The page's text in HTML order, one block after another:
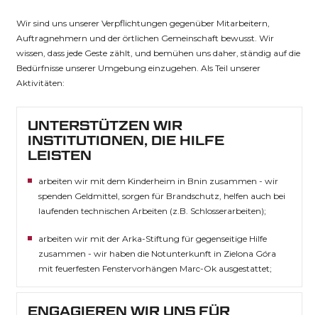
Wir sind uns unserer Verpflichtungen gegenüber Mitarbeitern,
Auftragnehmern und der örtlichen Gemeinschaft bewusst. Wir
wissen, dass jede Geste zählt, und bemühen uns daher, ständig auf die
Bedürfnisse unserer Umgebung einzugehen. Als Teil unserer
Aktivitäten:
UNTERSTÜTZEN WIR
INSTITUTIONEN, DIE HILFE
LEISTEN
arbeiten wir mit dem Kinderheim in Bnin zusammen - wir
spenden Geldmittel, sorgen für Brandschutz, helfen auch bei
laufenden technischen Arbeiten (z.B. Schlosserarbeiten);
arbeiten wir mit der Arka-Stiftung für gegenseitige Hilfe
zusammen - wir haben die Notunterkunft in Zielona Góra
mit feuerfesten Fenstervorhängen Marc-Ok ausgestattet;
ENGAGIEREN WIR UNS FÜR